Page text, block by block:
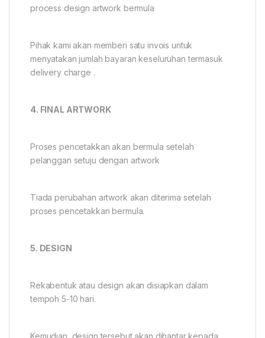
process design artwork bermula
Pihak kami akan memberi satu invois untuk
menyatakan jumlah bayaran keseluruhan termasuk
delivery charge .
4. FINAL ARTWORK
Proses pencetakkan akan bermula setelah
pelanggan setuju dengan artwork
Tiada perubahan artwork akan diterima setelah
proses pencetakkan bermula.
5. DESIGN
Rekabentuk atau design akan disiapkan dalam
tempoh 5-10 hari.
Kemudian, design tersebut akan dihantar kepada